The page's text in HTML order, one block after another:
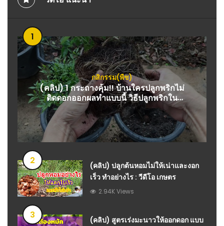
1
กสิกรรม(พืช)
(คลิป) 1 กระถางคุ้ม!! บ้านใครปลูกพริกไม่
ติดดอกออกผลทำแบบนี้ วิธีปลูกพริกใน
กระถาง ให้ดกจนได้ขายเร็วดี แม่ก้อยพาทำ :
วีดีโอ เกษตร
2
(คลิป) ปลูกต้นหอมไม่ให้เน่าและงอก
เร็ว ทำอย่างไร : วีดีโอ เกษตร
2.94K Views
3
(คลิป) สูตรเร่งมะนาวให้ออกดอก แบบ